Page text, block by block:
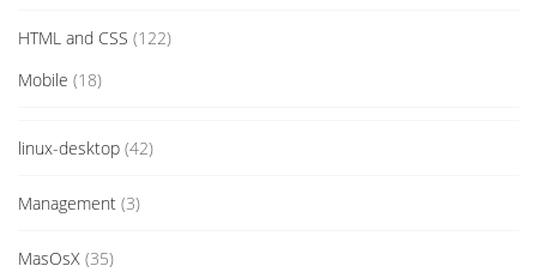
HTML and CSS (122)
Mobile (18)
linux-desktop (42)
Management (3)
MasOsX (35)